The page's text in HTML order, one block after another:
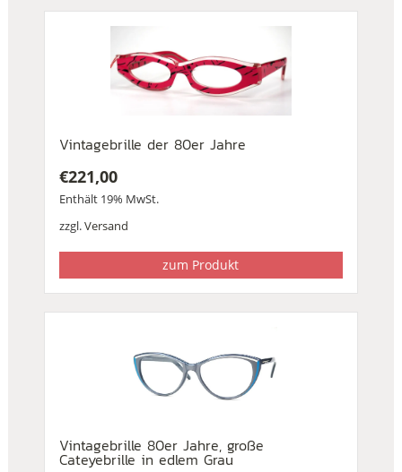
Vintagebrille der 80er Jahre
€221,00
Enthält 19% MwSt.
zzgl.Versand
zum Produkt
Vintagebrille 80er Jahre, große
Cateyebrille in edlem Grau